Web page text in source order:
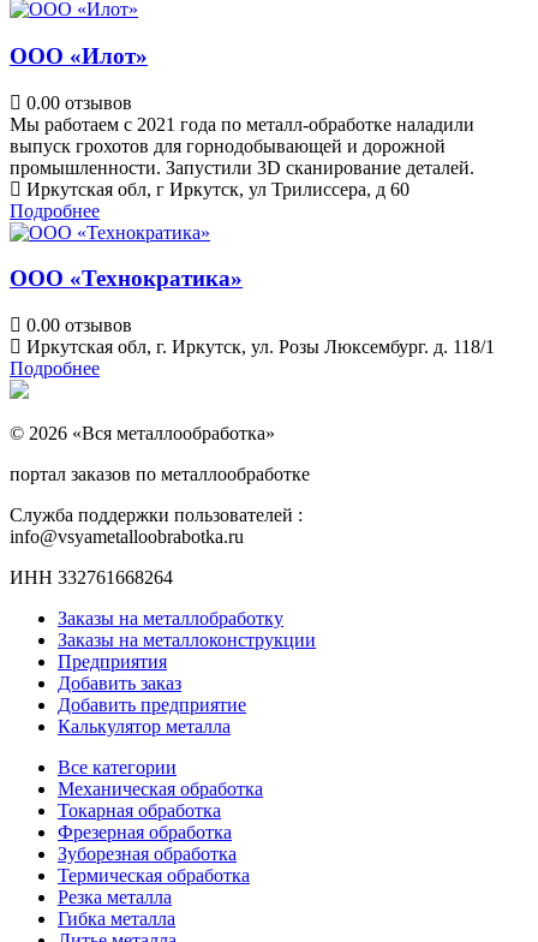
ООО «Илот»
0.00 отзывов
Мы работаем с 2021 года по металл-обработке наладили
выпуск грохотов для горнодобывающей и дорожной
промышленности. Запустили 3D сканирование деталей.
Иркутская обл, г Иркутск, ул Трилиссера, д 60
Подробнее
ООО «Технократика»
0.00 отзывов
Иркутская обл, г. Иркутск, ул. Розы Люксембург. д. 118/1
Подробнее
© 2026 «Вся металлообработка»
портал заказов по металлообработке
Служба поддержки пользователей :
info@vsyametalloobrabotka.ru
ИНН 332761668264
Заказы на металлобработку
Заказы на металлоконструкции
Предприятия
Добавить заказ
Добавить предприятие
Калькулятор металла
Все категории
Механическая обработка
Токарная обработка
Фрезерная обработка
Зуборезная обработка
Термическая обработка
Резка металла
Гибка металла